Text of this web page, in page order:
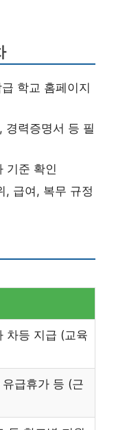
학교 홈페이지
경력증명서 등 필
기준 확인
, 급여, 복무 규정
차등 지급 (교육
급휴가 등 (근